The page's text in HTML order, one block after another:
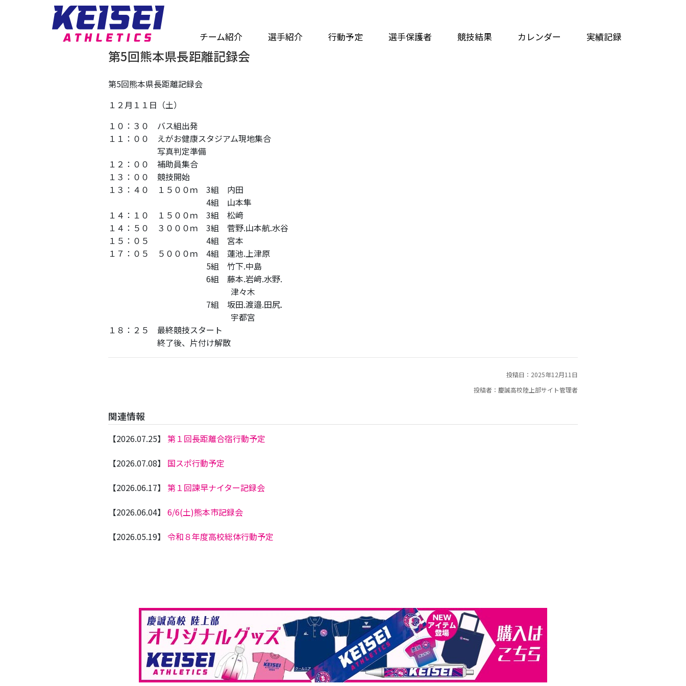
チーム紹介 選手紹介 行動予定 選手保護者 競技結果 カレンダー 実績記録
第5回熊本県長距離記録会
第5回熊本県長距離記録会
１２月１１日（土）
１０：３０ バス組出発
１１：００ えがお健康スタジアム現地集合
写真判定準備
１２：００ 補助員集合
１３：００ 競技開始
１３：４０ １５００ｍ 3組 内田
4組 山本隼
１４：１０ １５００ｍ 3組 松﨑
１４：５０ ３０００ｍ 3組 菅野.山本航.水谷
１５：０５ 4組 宮本
１７：０５ ５０００ｍ 4組 蓮池.上津原
5組 竹下.中島
6組 藤本.岩﨑.水野.
津々木
7組 坂田.渡邉.田尻.
宇都宮
１８：２５ 最終競技スタート
終了後、片付け解散
投稿日：2025年12月11日
投稿者：慶誠高校陸上部サイト管理者
関連情報
【2026.07.25】 第１回長距離合宿行動予定
【2026.07.08】
国スポ行動予定
【2026.06.17】 第１回諫早ナイター記録会
【2026.06.04】 6/6(土)熊本市記録会
【2026.05.19】 令和８年度高校総体行動予定